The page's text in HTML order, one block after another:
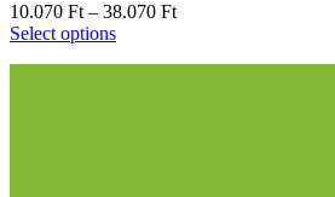
10.070 Ft – 38.070 Ft
Select options